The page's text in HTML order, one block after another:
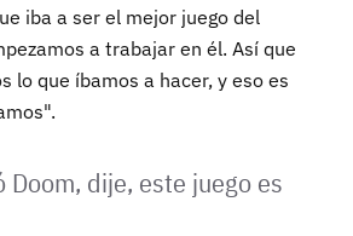
iba a ser el mejor juego del
a trabajar en él. Así que
lo que íbamos a hacer, y eso es
Doom, dije, este juego es